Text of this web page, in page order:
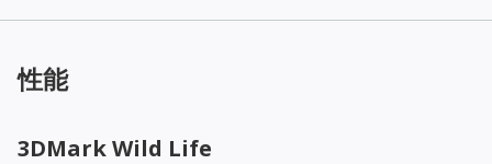
性能
3DMark Wild Life